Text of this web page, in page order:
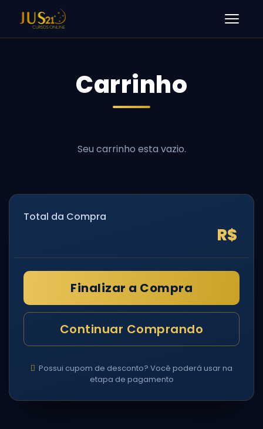
Carrinho
Total da Compra
R$
Finalizar a Compra
Continuar Comprando
Possui cupom de desconto? Você poderá usar na
etapa de pagamento